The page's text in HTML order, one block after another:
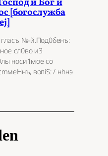
[богослужба
№-й.Под0бенъ:
сл0во и3
носи1мое со
вопіS: / нhнэ